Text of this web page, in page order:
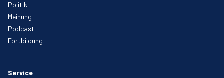
Politik
Meinung
Podcast
Fortbildung
Service